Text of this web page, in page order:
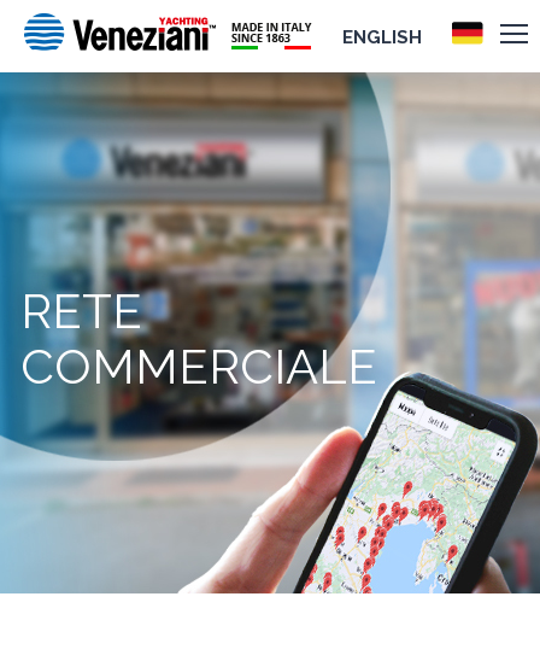
ENGLISH
RETE
COMMERCIALE